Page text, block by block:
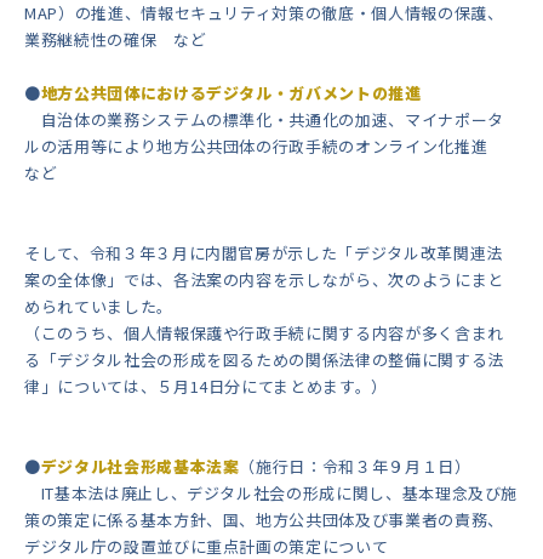
MAP）の推進、情報セキュリティ対策の徹底・個人情報の保護、
業務継続性の確保 など
●地方公共団体におけるデジタル・ガバメントの推進
自治体の業務システムの標準化・共通化の加速、マイナポータ
ルの活用等により地方公共団体の行政手続のオンライン化推進
など
そして、令和３年３月に内閣官房が示した「デジタル改革関連法
案の全体像」では、各法案の内容を示しながら、次のようにまと
められていました。
（このうち、個人情報保護や行政手続に関する内容が多く含まれ
る「デジタル社会の形成を図るための関係法律の整備に関する法
律」については、５月14日分にてまとめます。）
●デジタル社会形成基本法案 （施行日：令和３年９月１日）
IT基本法は廃止し、デジタル社会の形成に関し、基本理念及び施
策の策定に係る基本方針、国、地方公共団体及び事業者の責務、
デジタル庁の設置並びに重点計画の策定について